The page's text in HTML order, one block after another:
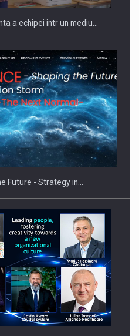
of Protein Demand
a echipei intr un mediu…
Future - Strategy in…